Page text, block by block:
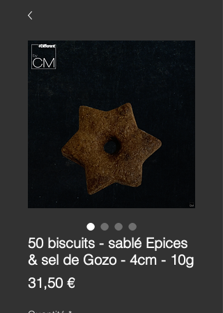
50 biscuits - sablé Epices
& sel de Gozo - 4cm - 10g
31,50 €Prix